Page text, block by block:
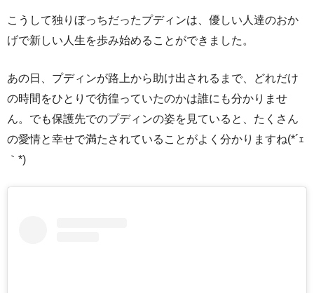
こうして独りぼっちだったプディンは、優しい人達のおか
げで新しい人生を歩み始めることができました。
あの日、プディンが路上から助け出されるまで、どれだけ
の時間をひとりで彷徨っていたのかは誰にも分かりませ
ん。でも保護先でのプディンの姿を見ていると、たくさん
の愛情と幸せで満たされていることがよく分かりますね(*´ｪ
｀*)